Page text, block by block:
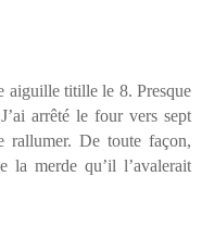
aiguille titille le 8. Presque
arrêté le four vers sept
rallumer. De toute façon,
merde qu’il l’avalerait